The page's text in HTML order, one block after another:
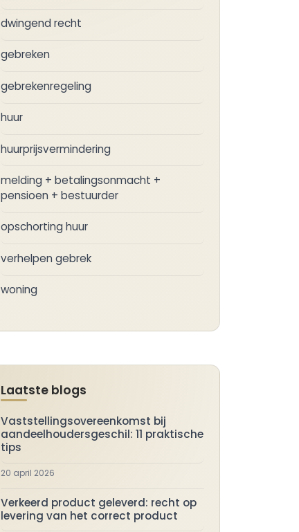
dwingend recht
gebreken
gebrekenregeling
huur
huurprijsvermindering
melding + betalingsonmacht +
pensioen + bestuurder
opschorting huur
verhelpen gebrek
woning
Laatste blogs
Vaststellingsovereenkomst bij
aandeelhoudersgeschil: 11 praktische
tips
20 april 2026
Verkeerd product geleverd: recht op
levering van het correct product